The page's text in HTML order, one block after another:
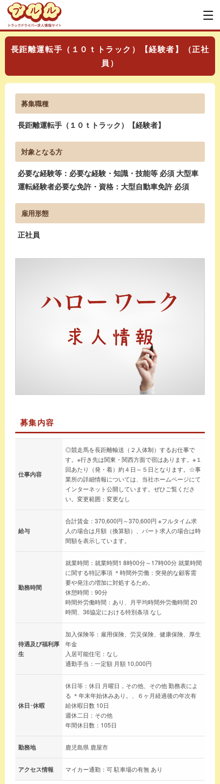
長距離運転手（１０ｔトラック）【経験者】（正社
員）
募集職種
長距離運転手（１０ｔトラック）【経験者】
対象となる方
必要な経験等：必要な経験・知識・技能等 必須 大型車
運転経験者必要な免許・資格：大型自動車免許 必須
雇用形態
正社員
募集内容
仕事内容
◎競走馬を長距離輸送（２人体制）するお仕事で
す。※行き先は関東・関西方面で宿はあります。※１
回あたり（発・着）約４日～５日となります。☆事
業所の詳細情報については、当社ホームページにて
インターネット公開しています。ぜひご覧くださ
い。変更範囲：変更なし
給与
合計賃金：370,600円～370,600円 ※フルタイム求
人の場合は月額（換算額）、パート求人の場合は時
間額を表示しています。
勤務時間
就業時間：就業時間1 8時00分～17時00分 就業時間
に関する特記事項 ＊時間外労働：突発的な顧客需
要や発注の増加に対処するため。
休憩時間：90分
時間外労働時間：あり、月平均時間外労働時間 20
時間、36協定における特別条項 なし
待遇及び福利厚
生
加入保険等：雇用保険、労災保険、健康保険、厚生
年金
入居可能住宅：なし
通勤手当：一定額 月額 10,000円
休日･休暇
休日等：休日 月曜日，その他、その他 勤務表によ
る ＊年末年始休みあり。、６ヶ月経過後の年次有
給休暇日数 10日
週休二日：その他
年間休日数：105日
勤務地 鹿児島県 鹿屋市
アクセス情報 マイカー通勤：可 駐車場の有無 あり